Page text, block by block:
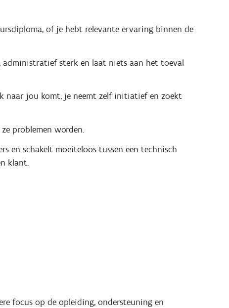
of je hebt relevante ervaring binnen de
administratief sterk en laat niets aan het toeval
naar jou komt, je neemt zelf initiatief en zoekt
problemen worden.
en schakelt moeiteloos tussen een technisch
klant.
focus op de opleiding, ondersteuning en